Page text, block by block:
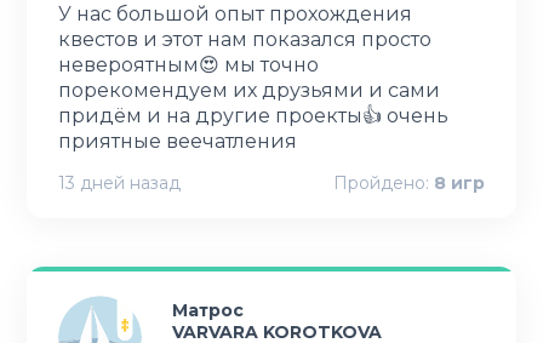
У нас большой опыт прохождения
квестов и этот нам показался просто
невероятным😍 мы точно
порекомендуем их друзьями и сами
придём и на другие проекты👍 очень
приятные веечатления
13 дней назад Пройдено: 8 игр
Матрос
VARVARA KOROTKOVA